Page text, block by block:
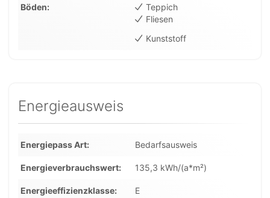
Böden
Teppich
Fliesen
Kunststoff
Energieausweis
Energiepass Art Bedarfsausweis
Energieverbrauchswert 135,3 kWh/(a*m²)
Energieeffizienzklasse E